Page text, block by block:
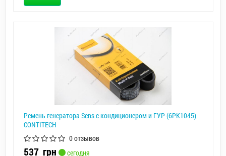
Ремень генератора Sens с кондиционером и ГУР (6РК1045)
CONTITECH
0 отзывов
537 грн
сегодня